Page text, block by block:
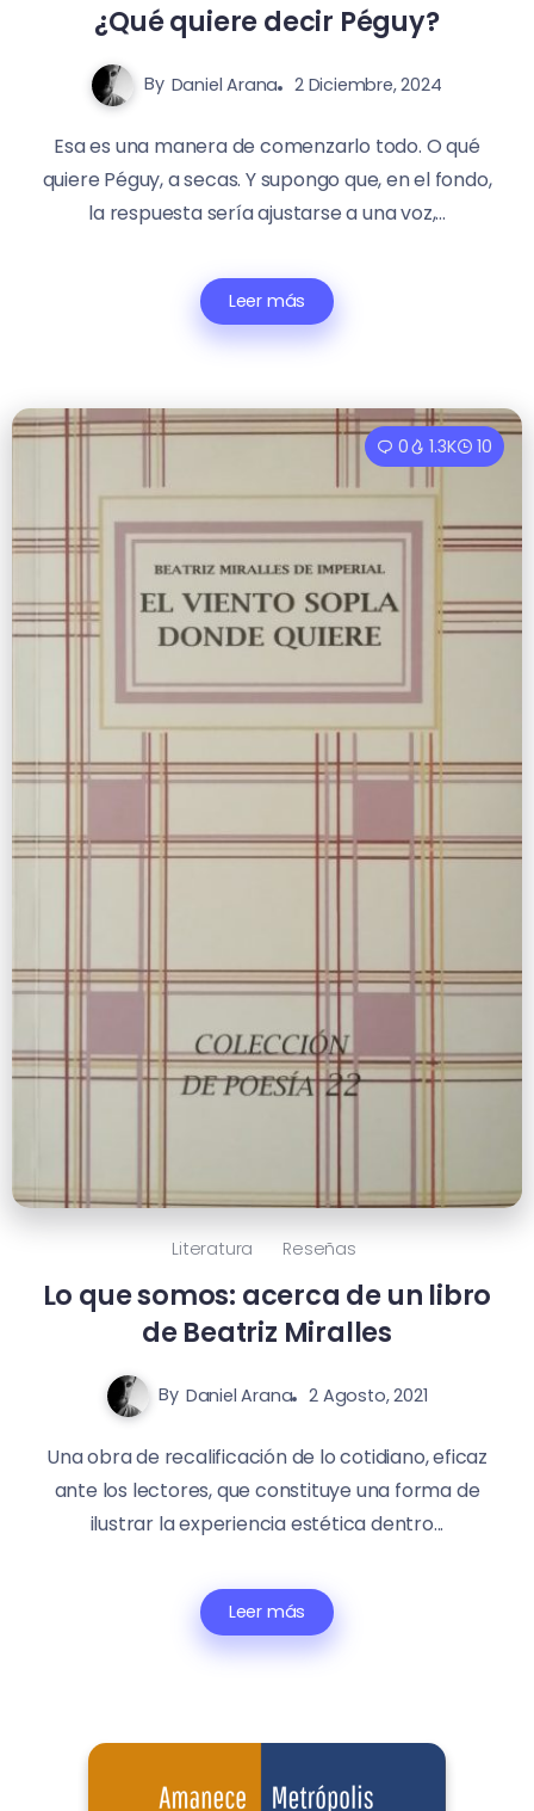
¿Qué quiere decir Péguy?
By Daniel Arana 2 Diciembre, 2024
Esa es una manera de comenzarlo todo. O qué
quiere Péguy, a secas. Y supongo que, en el fondo,
la respuesta sería ajustarse a una voz,...
Leer más
0 1.3K 10
Literatura Reseñas
Lo que somos: acerca de un libro
de Beatriz Miralles
By Daniel Arana 2 Agosto, 2021
Una obra de recalificación de lo cotidiano, eficaz
ante los lectores, que constituye una forma de
ilustrar la experiencia estética dentro...
Leer más